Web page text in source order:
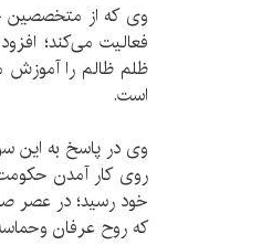
وی که از متخصصین
فعالیت می‌کند؛
ظلم ظالم را آموزش
است.
وی در پاسخ به این
روی کار آمدن
خود رسید؛ در عصر
که روح عرفان